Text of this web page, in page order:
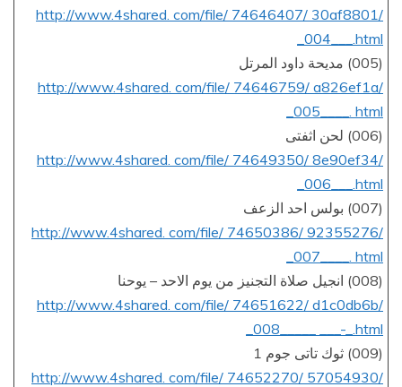
http://www.4shared. com/file/ 74646407/ 30af8801/
_004___.html
(005) مديحة داود المرتل
http://www.4shared. com/file/ 74646759/ a826ef1a/
_005____. html
(006) لحن اثفتى
http://www.4shared. com/file/ 74649350/ 8e90ef34/
_006___.html
(007) بولس احد الزعف
http://www.4shared. com/file/ 74650386/ 92355276/
_007____. html
(008) انجيل صلاة التجنيز من يوم الاحد – يوحنا
http://www.4shared. com/file/ 74651622/ d1c0db6b/
_008_____ ___-_.html
(009) ثوك تاتى جوم 1
http://www.4shared. com/file/ 74652270/ 57054930/